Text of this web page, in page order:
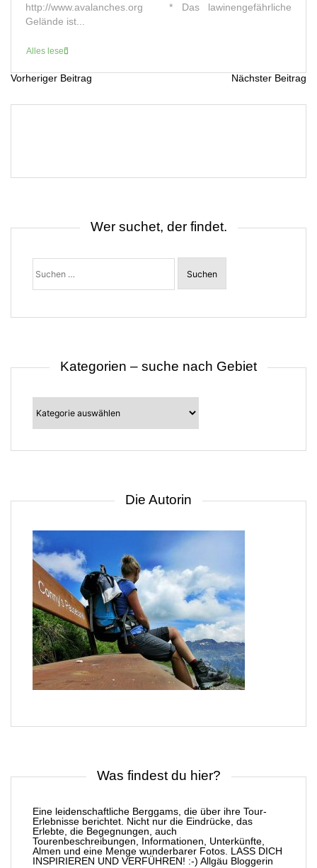
http://www.avalanches.org * Das lawinengefährliche
Gelände ist...
Alles lesen
B
a
a
Vorheriger Beitrag Nächster Beitrag
Wer suchet, der findet.
Suchen
nach:
Kategorien – suche nach Gebiet
Kategorien
–
suche
nach
Die Autorin
Was findest du hier?
Eine leidenschaftliche Berggams, die über ihre Tour-
Erlebnisse berichtet. Nicht nur die Eindrücke, das
Erlebte, die Begegnungen, auch
Tourenbeschreibungen, Informationen, Unterkünfte,
Almen und eine Menge wunderbarer Fotos. LASS DICH
INSPIRIEREN UND VERFÜHREN! :-) Allgäu Bloggerin